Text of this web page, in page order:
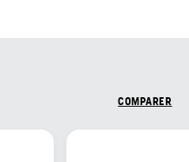
COMPARER